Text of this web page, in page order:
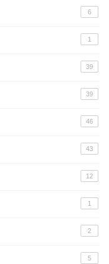
6
1
39
39
46
43
12
1
2
5